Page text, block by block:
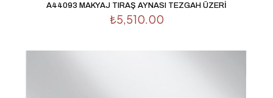
A44093 MAKYAJ TIRAŞ AYNASI TEZGAH ÜZERİ
₺5,510.00